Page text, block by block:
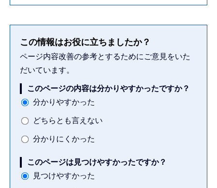
この情報はお役に立ちましたか？
ページ内容改善の参考とするためにご意見をいた
だいています。
このページの内容は分かりやすかったですか？
分かりやすかった
どちらとも言えない
分かりにくかった
このページは見つけやすかったですか？
見つけやすかった